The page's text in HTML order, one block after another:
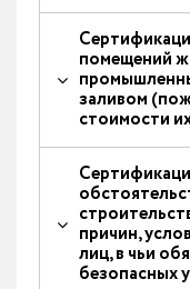
помещений
заливом
стоимости
причин,
лиц, в чьи
безопасных